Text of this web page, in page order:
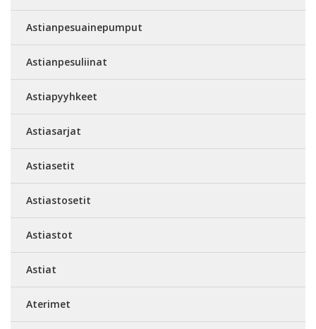
Astianpesuainepumput
Astianpesuliinat
Astiapyyhkeet
Astiasarjat
Astiasetit
Astiastosetit
Astiastot
Astiat
Aterimet